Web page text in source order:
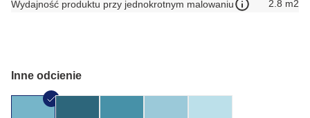
Wydajność produktu przy jednokrotnym malowaniu
2.8 m2
Inne odcienie